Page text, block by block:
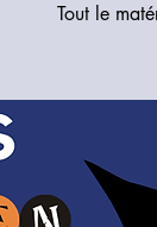
Tout le